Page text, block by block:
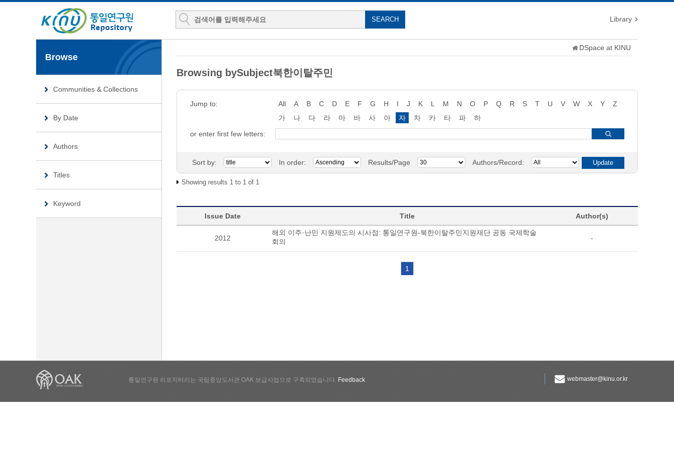
Library
Browse
Communities & Collections
By Date
Authors
Titles
Keyword
DSpace at KINU
Browsing bySubject북한이탈주민
Jump to: All A B C D E F G H I J K L M N O P Q R S T U V W X Y
Z
가
나 다 라 마 바 사 아 자 차 카 타 파
하
or enter first few letters:
Sort by: In order: Results/Page Authors/Record:
Showing results 1 to 1 of 1
Issue Date Title Author(s)
2012
해외 이주·난민 지원제도의 시사점: 통일연구원-북한이탈주민지원재단 공동 국제학술
회의
-
1
webmaster@kinu.or.kr
통일연구원 리포지터리는 국립중앙도서관 OAK 보급사업으로 구축되었습니다. Feedback